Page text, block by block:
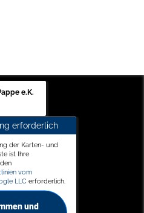
e.K.
erforderlich
der Karten- und
ist Ihre
vom
LLC erforderlich.
und